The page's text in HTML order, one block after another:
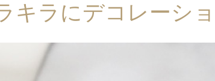
キラにデコレーシ